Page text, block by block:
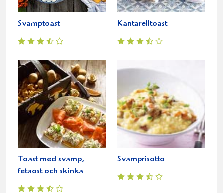
Svamptoast Kantarelltoast
Toast med svamp,
fetaost och skinka
Svamprisotto